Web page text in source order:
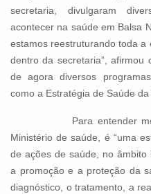
secretaria, divulgaram
acontecer na saúde em Balsa
estamos reestruturando toda a
dentro da secretaria”,
de agora diversos
como a Estratégia de Saúde da
Para entender melhor
Ministério de saúde, é “uma
de ações de saúde, no
a promoção e a proteção da
diagnóstico, o tratamento, a